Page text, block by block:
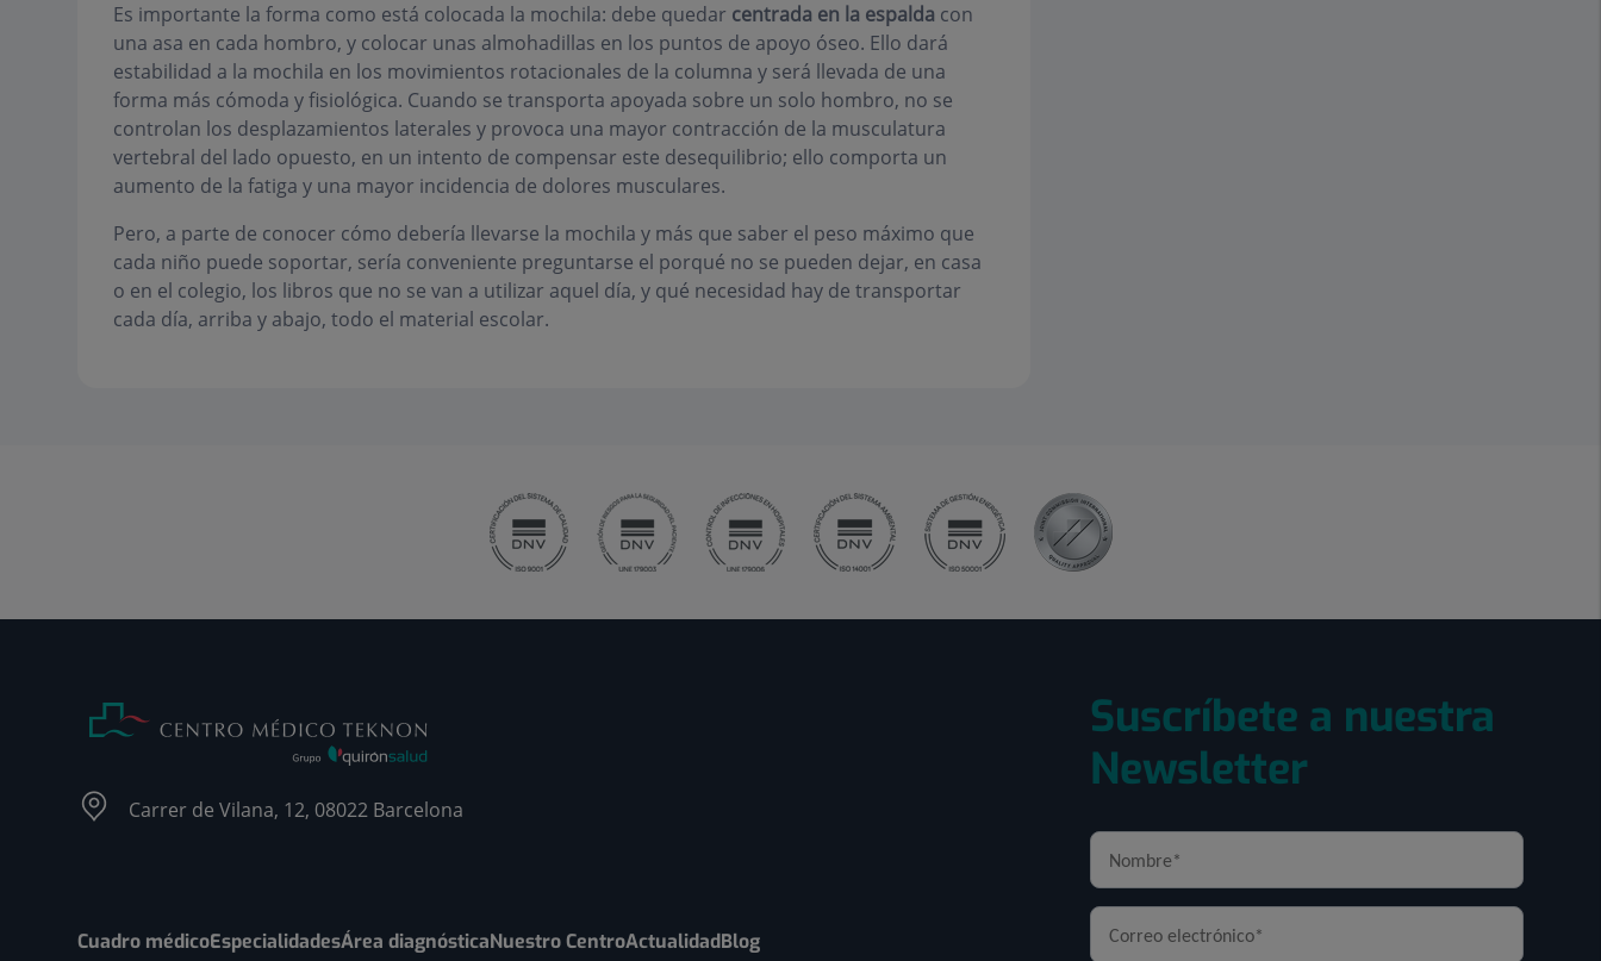
Es importante la forma como está colocada la mochila: debe quedar centrada en la espalda con
una asa en cada hombro, y colocar unas almohadillas en los puntos de apoyo óseo. Ello dará
estabilidad a la mochila en los movimientos rotacionales de la columna y será llevada de una
forma más cómoda y fisiológica. Cuando se transporta apoyada sobre un solo hombro, no se
controlan los desplazamientos laterales y provoca una mayor contracción de la musculatura
vertebral del lado opuesto, en un intento de compensar este desequilibrio; ello comporta un
aumento de la fatiga y una mayor incidencia de dolores musculares.
Pero, a parte de conocer cómo debería llevarse la mochila y más que saber el peso máximo que
cada niño puede soportar, sería conveniente preguntarse el porqué no se pueden dejar, en casa
o en el colegio, los libros que no se van a utilizar aquel día, y qué necesidad hay de transportar
cada día, arriba y abajo, todo el material escolar.
Carrer de Vilana, 12, 08022 Barcelona
Cuadro médicoEspecialidadesÁrea diagnósticaNuestro CentroActualidadBlog
Suscríbete a nuestra
Newsletter